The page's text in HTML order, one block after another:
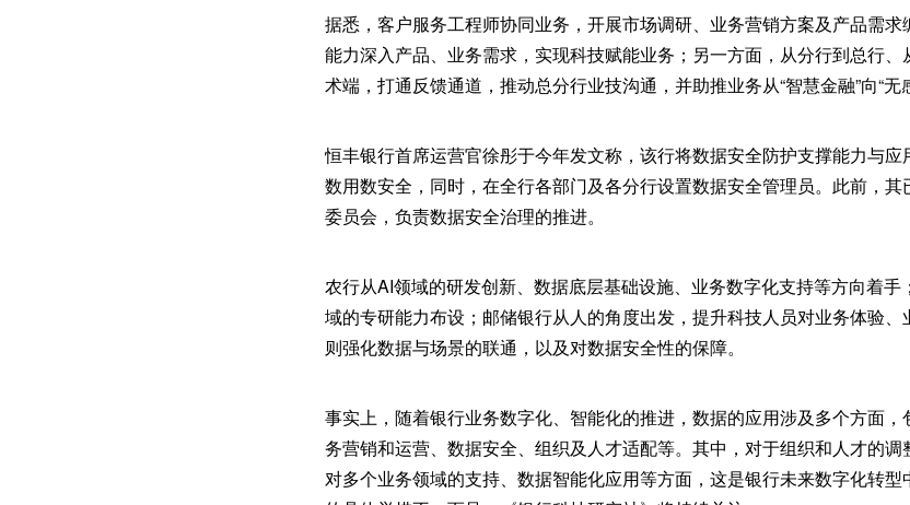
据悉，客户服务工程师协同业务，开展市场调研、业务营销方案及产品需
能力深入产品、业务需求，实现科技赋能业务；另一方面，从分行到总行
术端，打通反馈通道，推动总分行业技沟通，并助推业务从“智慧金融”向“无
恒丰银行首席运营官徐彤于今年发文称，该行将数据安全防护支撑能力与
数用数安全，同时，在全行各部门及各分行设置数据安全管理员。此前，
委员会，负责数据安全治理的推进。
农行从AI领域的研发创新、数据底层基础设施、业务数字化支持等方向着
域的专研能力布设；邮储银行从人的角度出发，提升科技人员对业务体验
则强化数据与场景的联通，以及对数据安全性的保障。
事实上，随着银行业务数字化、智能化的推进，数据的应用涉及多个方面
务营销和运营、数据安全、组织及人才适配等。其中，对于组织和人才的
对多个业务领域的支持、数据智能化应用等方面，这是银行未来数字化转